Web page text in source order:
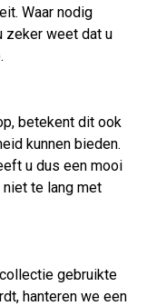
Waar nodig
zeker weet dat u
betekent dit ook
kunnen bieden.
u dus een mooi
te lang met
gebruikte
hanteren we een